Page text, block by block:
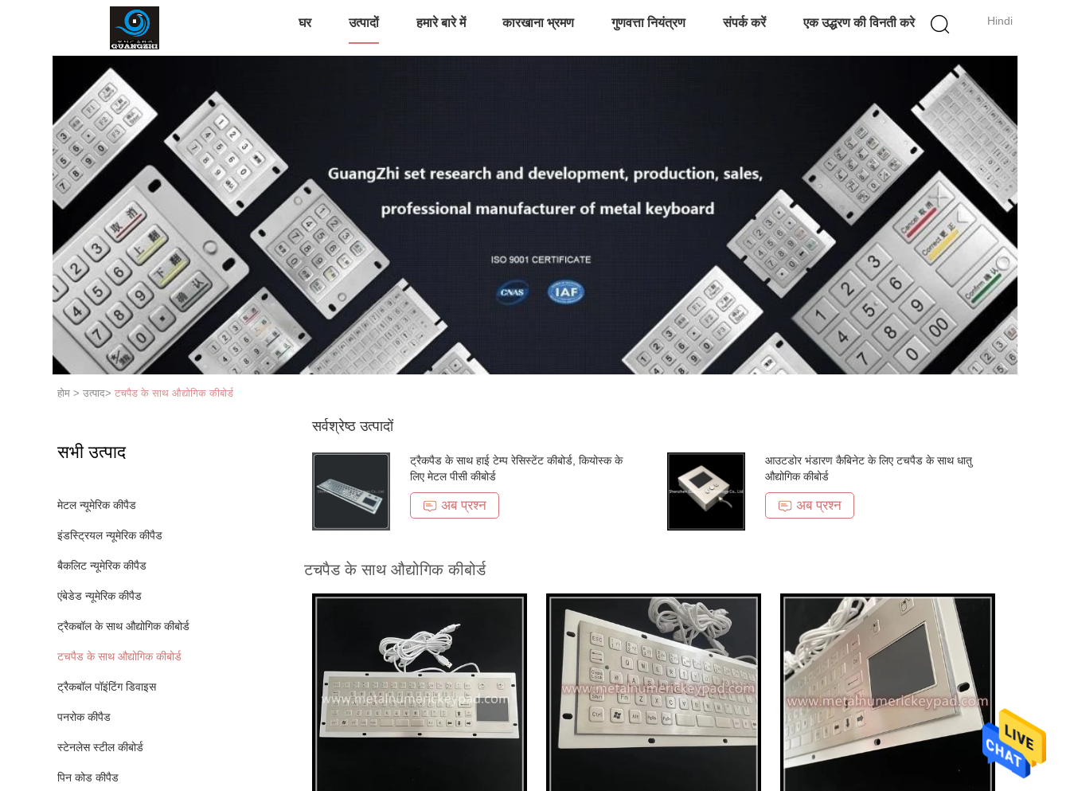
Hindi
घर उत्पादों हमारे बारे में कारखाना भ्रमण गुणवत्ता नियंत्रण संपर्क करें एक उद्धरण की विनती करे
होम > उत्पाद> टचपैड के साथ औद्योगिक कीबोर्ड
सभी उत्पाद
मेटल न्यूमेरिक कीपैड
इंडस्ट्रियल न्यूमेरिक कीपैड
बैकलिट न्यूमेरिक कीपैड
एंबेडेड न्यूमेरिक कीपैड
ट्रैकबॉल के साथ औद्योगिक कीबोर्ड
टचपैड के साथ औद्योगिक कीबोर्ड
ट्रैकबॉल पॉइंटिंग डिवाइस
पनरोक कीपैड
स्टेनलेस स्टील कीबोर्ड
पिन कोड कीपैड
सर्वश्रेष्ठ उत्पादों
ट्रैकपैड के साथ हाई टेम्प रेसिस्टेंट कीबोर्ड, कियोस्क के
लिए मेटल पीसी कीबोर्ड
अब प्रश्न
आउटडोर भंडारण कैबिनेट के लिए टचपैड के साथ धातु
औद्योगिक कीबोर्ड
अब प्रश्न
टचपैड के साथ औद्योगिक कीबोर्ड